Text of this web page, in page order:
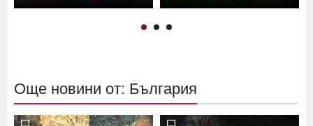
Още новини от: България